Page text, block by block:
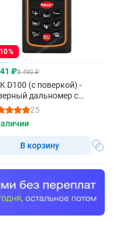
₽8 490 ₽
D100 (с поверкой) -
дальномер с
лучом
25
В корзину